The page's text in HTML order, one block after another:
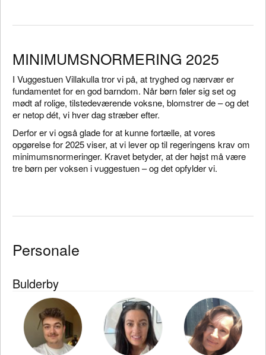
MINIMUMSNORMERING 2025
I Vuggestuen Villakulla tror vi på, at tryghed og nærvær er
fundamentet for en god barndom. Når børn føler sig set og
mødt af rolige, tilstedeværende voksne, blomstrer de – og det
er netop dét, vi hver dag stræber efter.
Derfor er vi også glade for at kunne fortælle, at vores
opgørelse for 2025 viser, at vi lever op til regeringens krav om
minimumsnormeringer. Kravet betyder, at der højst må være
tre børn per voksen i vuggestuen – og det opfylder vi.
Personale
Bulderby